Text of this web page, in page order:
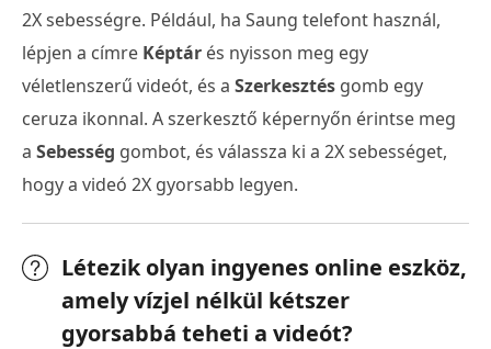
2X sebességre. Például, ha Saung telefont használ,
lépjen a címre Képtár és nyisson meg egy
véletlenszerű videót, és a Szerkesztés gomb egy
ceruza ikonnal. A szerkesztő képernyőn érintse meg
a Sebesség gombot, és válassza ki a 2X sebességet,
hogy a videó 2X gyorsabb legyen.
Létezik olyan ingyenes online eszköz,
amely vízjel nélkül kétszer
gyorsabbá teheti a videót?